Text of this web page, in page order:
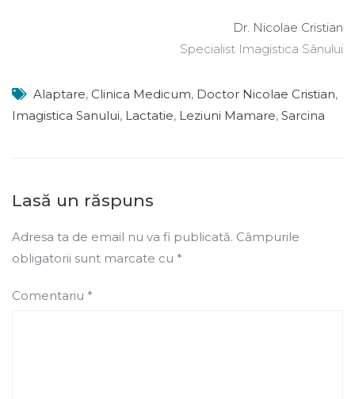
Dr. Nicolae Cristian
Specialist Imagistica Sânului
Alaptare, Clinica Medicum, Doctor Nicolae Cristian,
Imagistica Sanului, Lactatie, Leziuni Mamare, Sarcina
Lasă un răspuns
Adresa ta de email nu va fi publicată. Câmpurile
obligatorii sunt marcate cu *
Comentariu *